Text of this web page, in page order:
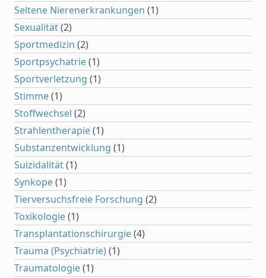
Seltene Nierenerkrankungen (1)
Sexualität(2)
Sportmedizin (2)
Sportpsychatrie(1)
Sportverletzung (1)
Stimme(1)
Stoffwechsel (2)
Strahlentherapie(1)
Substanzentwicklung (1)
Suizidalität(1)
Synkope(1)
Tierversuchsfreie Forschung (2)
Toxikologie(1)
Transplantationschirurgie(4)
Trauma (Psychiatrie)(1)
Traumatologie(1)